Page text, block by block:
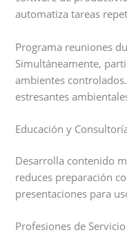
automatiza tareas
Programa reuniones
Simultáneamente,
ambientes
estresantes
Educación y
Desarrolla contenido
reduces preparación
presentaciones para
Profesiones de Servicio